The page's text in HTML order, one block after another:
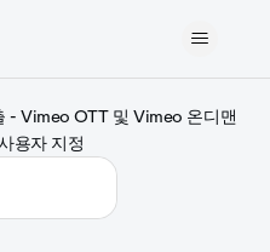
- Vimeo OTT 및 Vimeo 온디맨
용자 지정